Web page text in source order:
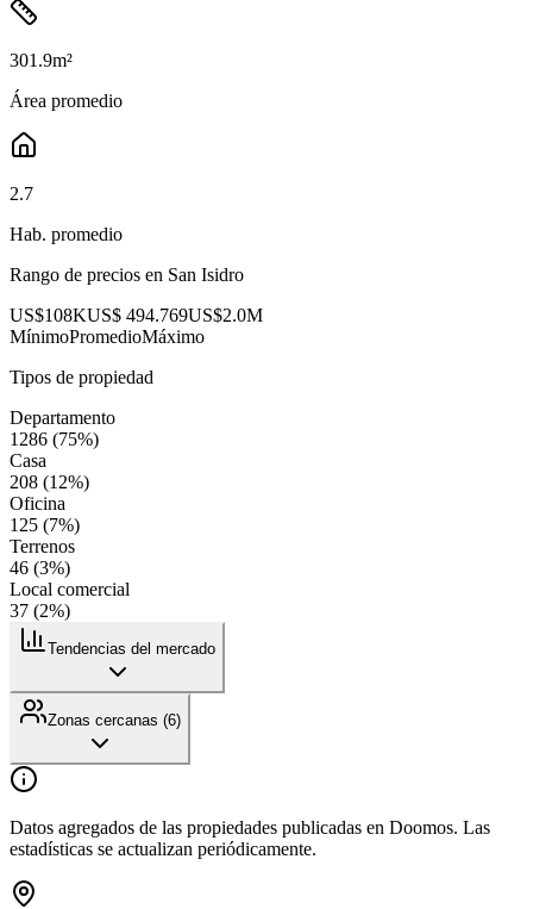
301.9m²
Área promedio
2.7
Hab. promedio
Rango de precios en San Isidro
US$108KUS$ 494.769US$2.0M
MínimoPromedioMáximo
Tipos de propiedad
Departamento
1286 (75%)
Casa
208 (12%)
Oficina
125 (7%)
Terrenos
46 (3%)
Local comercial
37 (2%)
Tendencias del mercado
Zonas cercanas (6)
Datos agregados de las propiedades publicadas en Doomos. Las
estadísticas se actualizan periódicamente.